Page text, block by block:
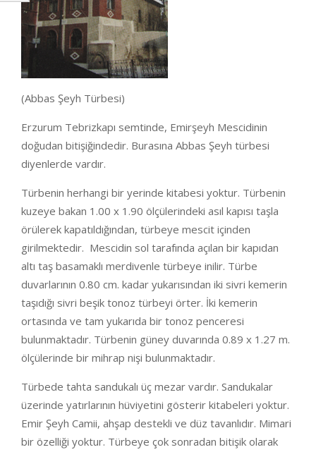
(Abbas Şeyh Türbesi)
Erzurum Tebrizkapı semtinde, Emirşeyh Mescidinin
doğudan bitişiğindedir. Burasına Abbas Şeyh türbesi
diyenlerde vardır.
Türbenin herhangi bir yerinde kitabesi yoktur. Türbenin
kuzeye bakan 1.00 x 1.90 ölçülerindeki asıl kapısı taşla
örülerek kapatıldığından, türbeye mescit içinden
girilmektedir. Mescidin sol tarafında açılan bir kapıdan
altı taş basamaklı merdivenle türbeye inilir. Türbe
duvarlarının 0.80 cm. kadar yukarısından iki sivri kemerin
taşıdığı sivri beşik tonoz türbeyi örter. İki kemerin
ortasında ve tam yukarıda bir tonoz penceresi
bulunmaktadır. Türbenin güney duvarında 0.89 x 1.27 m.
ölçülerinde bir mihrap nişi bulunmaktadır.
Türbede tahta sandukalı üç mezar vardır. Sandukalar
üzerinde yatırlarının hüviyetini gösterir kitabeleri yoktur.
Emir Şeyh Camii, ahşap destekli ve düz tavanlıdır. Mimari
bir özelliği yoktur. Türbeye çok sonradan bitişik olarak